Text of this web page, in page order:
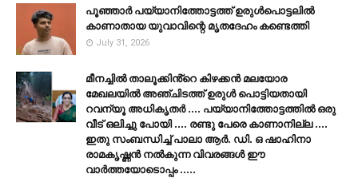
പൂഞ്ഞാര്‍ പയ്യാനിത്തോട്ടത്ത് ഉരുള്‍പൊട്ടലില്‍
കാണാതായ യുവാവിന്റെ മൃതദേഹം കണ്ടെത്തി
July 31, 2026
മീനച്ചിൽ താലൂക്കിൻ്റെ കിഴക്കൻ മലയോര
മേഖലയിൽ അഞ്ചിടത്ത് ഉരുൾ പൊട്ടിയതായി
റവന്യൂ അധികൃതർ .... പയ്യാനിത്തോട്ടത്തിൽ ഒരു
വീട് ഒലിച്ചു പോയി .... രണ്ടു പേരെ കാണാനില്ല ....
ഇതു സംബന്ധിച്ച് പാലാ ആർ. ഡി. ഒ ഷാഹിനാ
രാമകൃഷ്ണൻ നൽകുന്ന വിവരങ്ങൾ ഈ
വാർത്തയോടൊപ്പം .....